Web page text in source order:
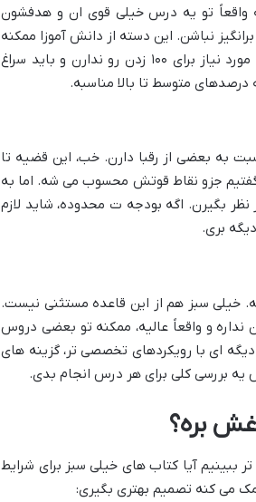
واقعاً تو یه درس خیلی قوی ان و هدفشون
نباشن. این دسته از دانش آموزا ممکنه
احساس کنن که تست های خیلی سبز اون پیچیدگی و سطح تفکر عمیق مورد نیاز برای ۱۰۰ زدن رو ندارن و باید سراغ
متوسط تا بالا مناسبه.
به بعضی از رقبا دارن. خب، این قضیه تا
جزو نقاط قوتش محسوب می شه. اما به
نظر بگیرن. اگه بودجه ت محدوده، شاید لازم
بری.
خیلی سبز هم از این قاعده مستثنی نیست.
و واقعاً عالیه، ممکنه تو بعضی دروس
ای با رویکردهای تخصصی تر، گزینه های
یه بررسی کلی برای هر درس انجام بدی.
بره؟
آیا کتاب های خیلی سبز برای شرایط
می کنه تصمیم بهتری بگیری: